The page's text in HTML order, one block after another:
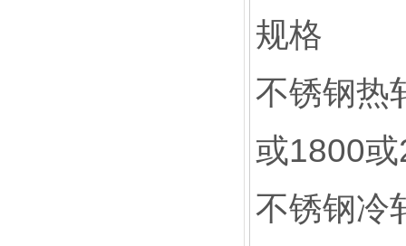
规格
不锈钢热
或1800
不锈钢冷